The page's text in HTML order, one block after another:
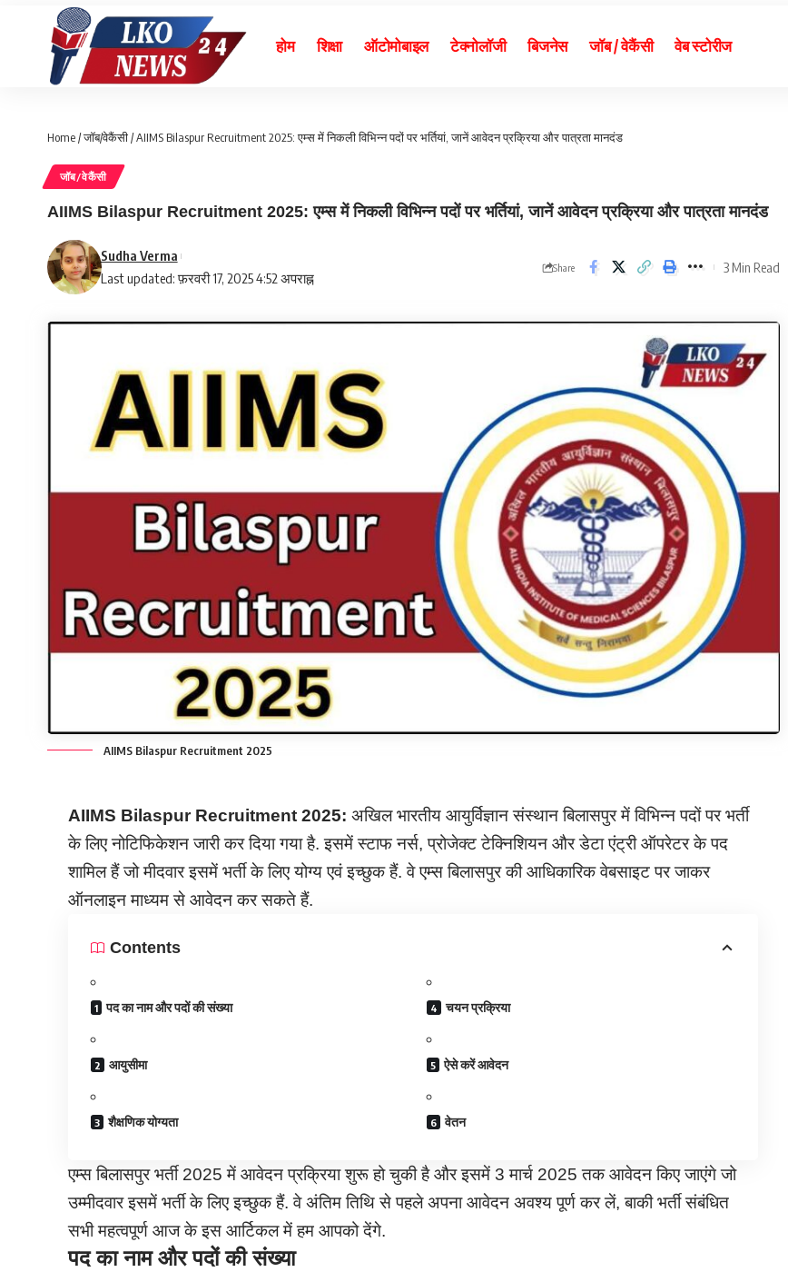
होम शिक्षा ऑटोमोबाइल टेक्नोलॉजी बिजनेस जॉब / वेकैंसी वेब स्टोरीज
Home/जॉब/वेकैंसी/AIIMS Bilaspur Recruitment 2025: एम्स में निकली विभिन्न पदों पर भर्तियां, जानें आवेदन प्रक्रिया और पात्रता मानदंड
जॉब/वेकैंसी
AIIMS Bilaspur Recruitment 2025: एम्स में निकली विभिन्न पदों पर भर्तियां, जानें आवेदन प्रक्रिया और पात्रता मानदंड
Last updated: फ़रवरी 17, 2025 4:52 अपराह्न
Sudha Verma
Share 3 Min Read
AIIMS Bilaspur Recruitment 2025
AIIMS Bilaspur Recruitment2025: अखिल भारतीय आयुर्विज्ञान संस्थान बिलासपुर में विभिन्न पदों पर भर्ती
के लिए नोटिफिकेशन जारी कर दिया गया है. इसमें स्टाफ नर्स, प्रोजेक्ट टेक्निशियन और डेटा एंट्री ऑपरेटर के पद
शामिल हैं जो मीदवार इसमें भर्ती के लिए योग्य एवं इच्छुक हैं. वे एम्स बिलासपुर की आधिकारिक वेबसाइट पर जाकर
ऑनलाइन माध्यम से आवेदन कर सकते हैं.
Contents
पद का नाम और पदों की संख्या
आयुसीमा
शैक्षणिक योग्यता
चयन प्रक्रिया
ऐसे करें आवेदन
वेतन
एम्स बिलासपुर भर्ती 2025 में आवेदन प्रक्रिया शुरू हो चुकी है और इसमें 3 मार्च 2025 तक आवेदन किए जाएंगे जो
उम्मीदवार इसमें भर्ती के लिए इच्छुक हैं. वे अंतिम तिथि से पहले अपना आवेदन अवश्य पूर्ण कर लें, बाकी भर्ती संबंधित
सभी महत्वपूर्ण आज के इस आर्टिकल में हम आपको देंगे.
पद का नाम और पदों की संख्या